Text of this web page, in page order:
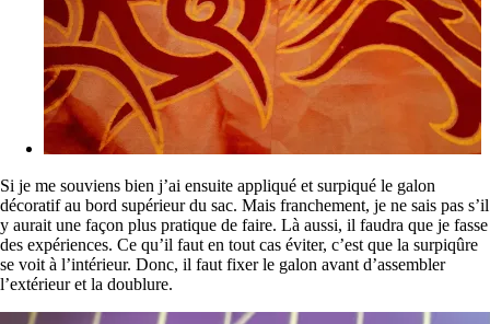
Si je me souviens bien j’ai ensuite appliqué et surpiqué le galon
décoratif au bord supérieur du sac. Mais franchement, je ne sais pas s’il
y aurait une façon plus pratique de faire. Là aussi, il faudra que je fasse
des expériences. Ce qu’il faut en tout cas éviter, c’est que la surpiqûre
se voit à l’intérieur. Donc, il faut fixer le galon avant d’assembler
l’extérieur et la doublure.